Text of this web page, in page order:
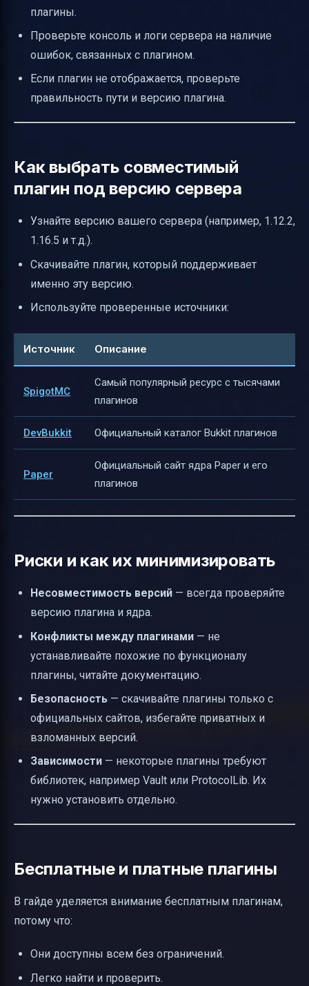
плагины.
Проверьте консоль и логи сервера на наличие
ошибок, связанных с плагином.
Если плагин не отображается, проверьте
правильность пути и версию плагина.
Как выбрать совместимый
плагин под версию сервера
Узнайте версию вашего сервера (например, 1.12.2,
1.16.5 и т.д.).
Скачивайте плагин, который поддерживает
именно эту версию.
Используйте проверенные источники:
Источник Описание
SpigotMC
Самый популярный ресурс с тысячами
плагинов
DevBukkit Официальный каталог Bukkit плагинов
Paper
Официальный сайт ядра Paper и его
плагинов
Риски и как их минимизировать
Несовместимость версий — всегда проверяйте
версию плагина и ядра.
Конфликты между плагинами — не
устанавливайте похожие по функционалу
плагины, читайте документацию.
Безопасность — скачивайте плагины только с
официальных сайтов, избегайте приватных и
взломанных версий.
Зависимости — некоторые плагины требуют
библиотек, например Vault или ProtocolLib. Их
нужно установить отдельно.
Бесплатные и платные плагины
В гайде уделяется внимание бесплатным плагинам,
потому что:
Они доступны всем без ограничений.
Легко найти и проверить.